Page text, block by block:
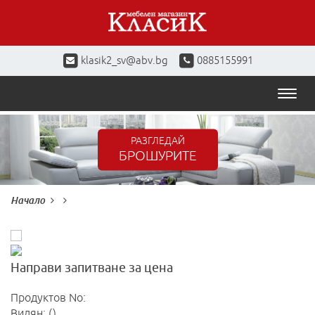
klasik2_sv@abv.bg 0885155991
РАЗГЛЕДАЙ
БРОШУРИТЕ
Начало
Направи запитване за цена
Продуктов No: